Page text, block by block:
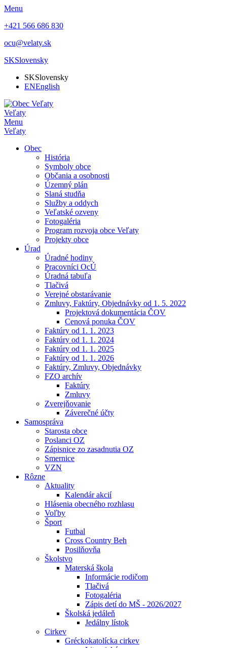
Menu
+421 566 686 830
ocu@velaty.sk
SKSlovensky
SKSlovensky
ENEnglish
Veľaty
Menu
Veľaty
Obec
História
Symboly obce
Občania a osobnosti
Územný plán
Slaná studňa
Služby a oddych
Veľatské ozveny
Fotogaléria
Program rozvoja obce Veľaty
Projekty obce
Úrad
Úradné hodiny
Pracovníci OcÚ
Úradná tabuľa
Tlačivá
Verejné obstarávanie
Zmluvy, Faktúry, Objednávky od 1. 5. 2022
Projektová dokumentácia ČOV
Cenová ponuka ČOV
Faktúry od 1. 1. 2023
Faktúry od 1. 1. 2024
Faktúry od 1. 1. 2025
Faktúry od 1. 1. 2026
Faktúry, Zmluvy, Objednávky
FZO archív
Faktúry
Zmluvy
Zverejňovanie
Záverečné účty
Samospráva
Starosta obce
Poslanci OZ
Zápisnice zo zasadnutia OZ
Smernice
VZN
Rôzne
Aktuality
Kalendár akcií
Hlásenia obecného rozhlasu
Voľby
Šport
Futbal
Cross Country Beh
Posilňovňa
Školstvo
Materská škola
Informácie rodičom
Tlačivá
Fotogaléria
Zápis detí do MŠ - 2026/2027
Školská jedáleň
Jedálny lístok
Cirkev
Gréckokatolícka cirkev